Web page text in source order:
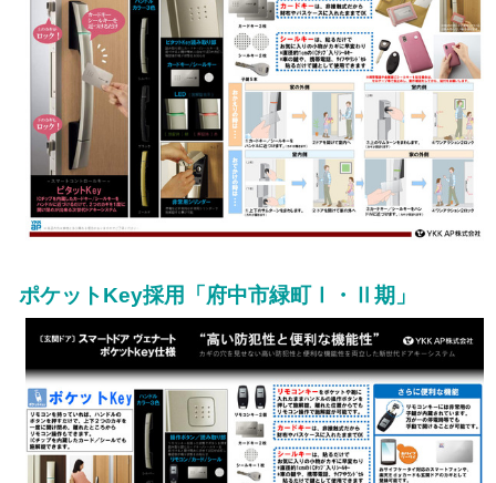
ポケットKey採用「府中市緑町Ⅰ・Ⅱ期」